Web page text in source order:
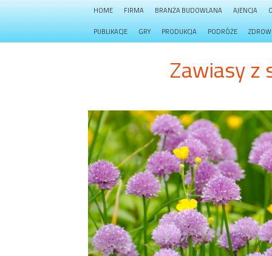
HOME FIRMA BRANŻA BUDOWLANA AJENCJA
PUBLIKACJE GRY PRODUKCJA PODRÓŻE
Zawiasy z